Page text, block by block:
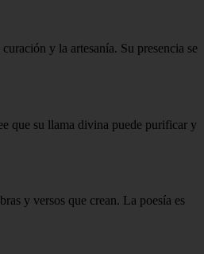
y la artesanía. Su presencia se
que su llama divina puede purificar y
y versos que crean. La poesía es